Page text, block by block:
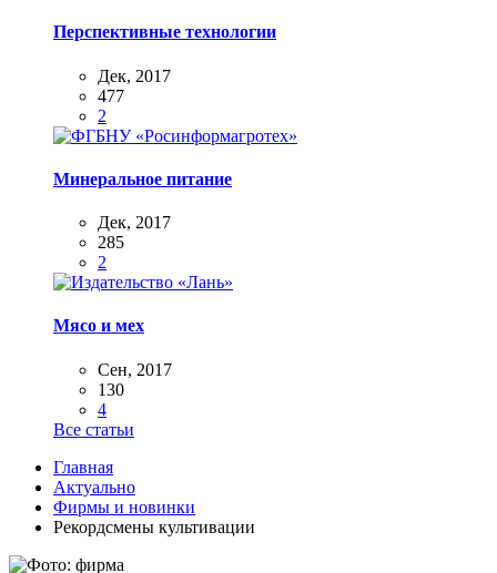
Перспективные технологии
Дек, 2017
477
2
Минеральное питание
Дек, 2017
285
2
Мясо и мех
Сен, 2017
130
4
Все статьи
Главная
Актуально
Фирмы и новинки
Рекордсмены культивации